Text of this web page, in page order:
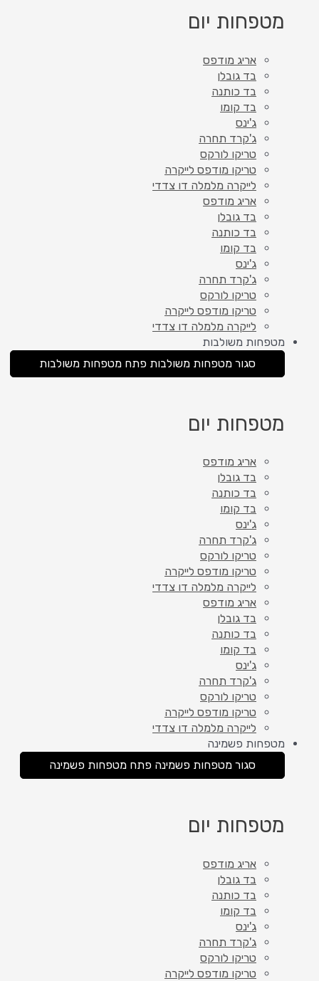
מטפחות יום
אריג מודפס
בד גובלן
בד כותנה
בד קומו
ג'ינס
ג'קרד תחרה
טריקו לורקס
טריקו מודפס לייקרה
לייקרה מלמלה דו צדדי
אריג מודפס
בד גובלן
בד כותנה
בד קומו
ג'ינס
ג'קרד תחרה
טריקו לורקס
טריקו מודפס לייקרה
לייקרה מלמלה דו צדדי
מטפחות משולבות
סגור מטפחות משולבות פתח מטפחות משולבות
מטפחות יום
אריג מודפס
בד גובלן
בד כותנה
בד קומו
ג'ינס
ג'קרד תחרה
טריקו לורקס
טריקו מודפס לייקרה
לייקרה מלמלה דו צדדי
אריג מודפס
בד גובלן
בד כותנה
בד קומו
ג'ינס
ג'קרד תחרה
טריקו לורקס
טריקו מודפס לייקרה
לייקרה מלמלה דו צדדי
מטפחות פשמינה
סגור מטפחות פשמינה פתח מטפחות פשמינה
מטפחות יום
אריג מודפס
בד גובלן
בד כותנה
בד קומו
ג'ינס
ג'קרד תחרה
טריקו לורקס
טריקו מודפס לייקרה